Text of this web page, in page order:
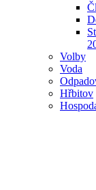
Volby
Voda
Hřbitov